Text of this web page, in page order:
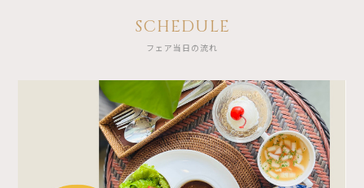
SCHEDULE
フェア当日の流れ